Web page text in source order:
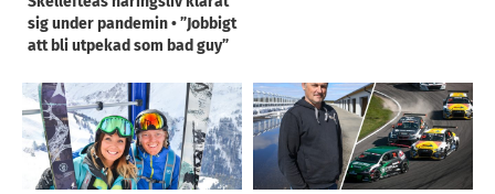
sig under pandemin • ”Jobbigt
att bli utpekad som bad guy”